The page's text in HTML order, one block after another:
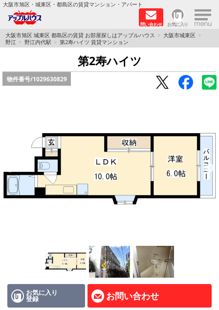
大阪市旭区・城東区・都島区の賃貸マンション・アパート
問い合わせ お気に入り ×
TOPページ
路線·駅から探す
スタッフ
BLOG
RECRUIT
店舗情報·アクセス
会社概要
大阪市旭区 城東区 都島区の賃貸 お部屋探しはアップルハウス
大阪市城東区
野江
野江内代駅 第2寿ハイツ 賃貸マンション
第2寿ハイツ
物件番号/1029630829
お気に入り
登録 お問い合わせ